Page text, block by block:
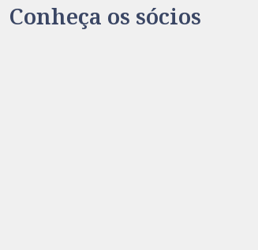
Conheça os sócios